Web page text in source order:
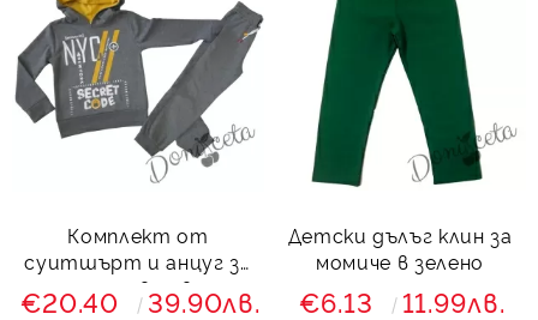
Комплект от
суитшърт и анцуг за
момче в сиво
€20.40 39.90лв.
Детски дълъг клин за
момиче в зелено
€6.13 11.99лв.